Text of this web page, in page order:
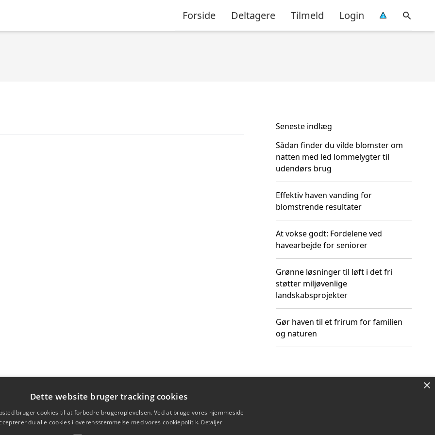
Forside Deltagere Tilmeld Login
Seneste indlæg
Sådan finder du vilde blomster om
natten med led lommelygter til
udendørs brug
Effektiv haven vanding for
blomstrende resultater
At vokse godt: Fordelene ved
havearbejde for seniorer
Grønne løsninger til løft i det fri
støtter miljøvenlige
landskabsprojekter
Gør haven til et frirum for familien
og naturen
×
Dette website bruger tracking cookies
bruger cookies til at forbedre brugeroplevelsen. Ved at bruge vores hjemmeside
du alle cookies i overensstemmelse med vores cookiepolitik. Detaljer